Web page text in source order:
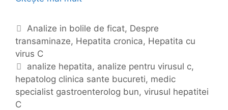
a
z
C
a
t
e
g
o
Analize in bolile de ficat, Despre
transaminaze, Hepatita cronica, Hepatita cu
virus C
E
t
i
analize hepatita, analize pentru virusul c,
hepatolog clinica sante bucureti, medic
specialist gastroenterolog bun, virusul hepatitei
C